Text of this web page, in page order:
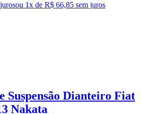
ou 1x de R$ 66,85 sem juros
Suspensão Dianteiro Fiat
Nakata